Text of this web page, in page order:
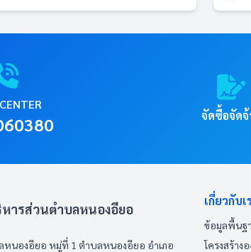
จัดซื้อจัดจ้
หารส่วนตำบลหนองอียอ
หนองอียอ หมู่ที่ 1 ตำบลหนองอียอ อำเภอ
เกี่ยวกับเ
ข้อมูลพื้นฐ
โครงสร้าง